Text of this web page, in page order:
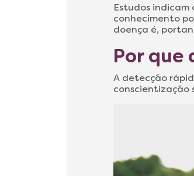
Estudos
conhecimento
doença é,
Por que
A detecção
conscientização